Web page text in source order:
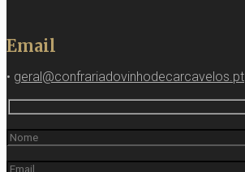
Email
• geral@confrariadovinhodecarcavelos.pt